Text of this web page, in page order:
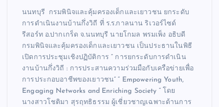
นนทบุรี กรมพินิจและคุ้มครองเด็กและเยาวชน ยกระดับ
การดำเนินงานบ้านกึ่งวิถี ที่ ร.ร.กาลนาน ริเวอร์ไซด์
รีสอร์ท อ.ปากเกร็ด จ.นนทบุรี นายโกมล พรมเพ็ง อธิบดี
กรมพินิจและคุ้มครองเด็กและเยาวชน เป็นประธานในพิธี
เปิดการประชุมเชิงปฏิบัติการ “ การยกระดับการดำเนิน
งานบ้านกึ่งวิถี : การประสานความร่วมมือกับเครือข่ายเพื่อ
การประกอบอาชีพของเยาวชน” “ Empowering Youth,
Engaging Networks and Enriching Society “ โดย
นางสาวโชติมา สุรฤทธิธรรม ผู้เชี่ยวชาญเฉพาะด้านการ